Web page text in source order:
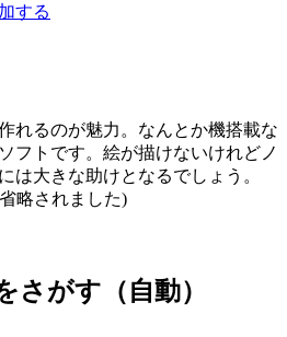
する
れるのが魅力。なんとか機搭載な
フトです。絵が描けないけれどノ
は大きな助けとなるでしょう。
略されました)
さがす（自動）